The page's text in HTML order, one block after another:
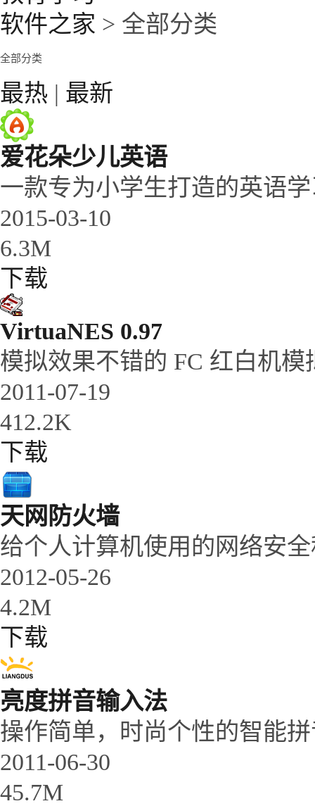
软件之家 > 全部分类
全部分类
最热 | 最新
爱花朵少儿英语
一款专为小学生打造的英语
2015-03-10
6.3M
下载
VirtuaNES 0.97
模拟效果不错的 FC 红白机模
2011-07-19
412.2K
下载
天网防火墙
给个人计算机使用的网络安
2012-05-26
4.2M
下载
亮度拼音输入法
操作简单，时尚个性的智能
2011-06-30
45.7M